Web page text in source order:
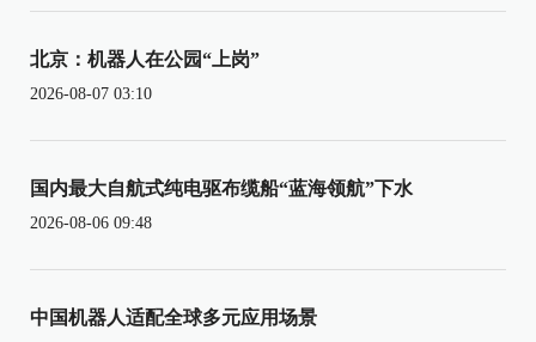
北京：机器人在公园“上岗”
2026-08-07 03:10
国内最大自航式纯电驱布缆船“蓝海领航”下水
2026-08-06 09:48
中国机器人适配全球多元应用场景